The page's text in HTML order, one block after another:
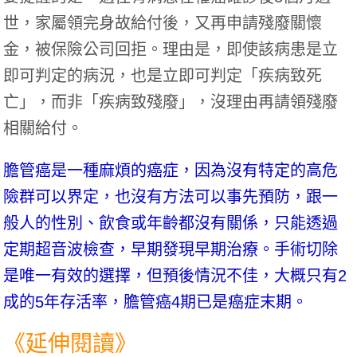
世，家屬領完身故給付後，又再申請殘廢關懷
金，被保險公司回拒。理由是，即使該病患是立
即可判定的病況，也是立即可判定「疾病致死
亡」，而非「疾病致殘廢」，沒理由再請領殘廢
相關給付。
膽管癌是一種麻煩的癌症，因為沒有特定的高危
險群可以界定，也沒有方法可以事先預防，跟一
般人的性別、飲食或年齡都沒有關係，只能透過
定期超音波檢查，早期發現早期治療。手術切除
是唯一有效的選擇，但預後情況不佳，大概只有2
成的5年存活率，膽管癌4期已是癌症末期。
《延伸閱讀》